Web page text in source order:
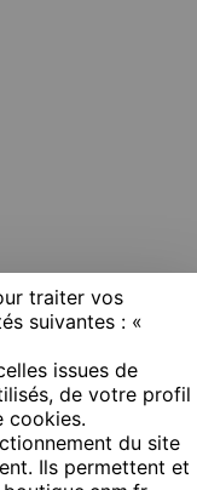
traiter vos
suivantes : «
issues de
de votre profil
du site
Ils permettent et